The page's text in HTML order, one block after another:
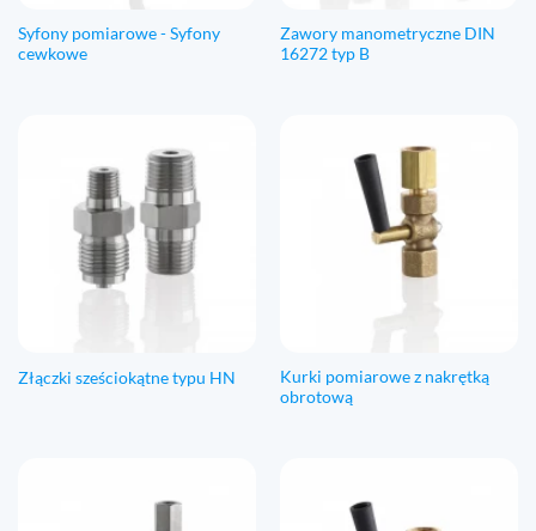
Syfony pomiarowe - Syfony
cewkowe
Zawory manometryczne DIN
16272 typ B
Złączki sześciokątne typu HN
Kurki pomiarowe z nakrętką
obrotową